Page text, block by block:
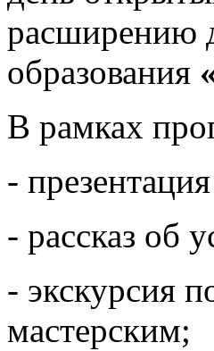
расширению
образования
В рамках
-
- рассказ об
- экскурсия
мастерским;